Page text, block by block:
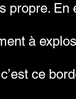
propre. En
à
ce